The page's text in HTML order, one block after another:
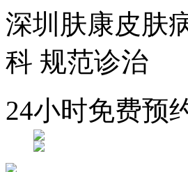
深圳肤康皮肤
科 规范诊治
24小时免费预